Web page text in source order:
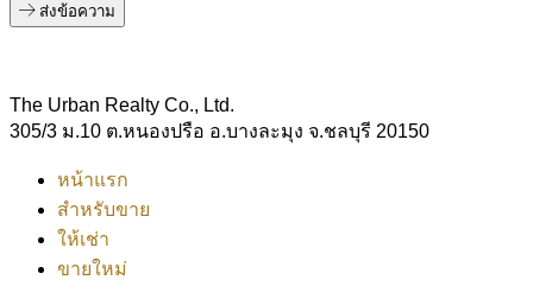
ส่งข้อความ
The Urban Realty Co., Ltd.
305/3 ม.10 ต.หนองปรือ อ.บางละมุง จ.ชลบุรี 20150
หน้าแรก
สำหรับขาย
ให้เช่า
ขายใหม่